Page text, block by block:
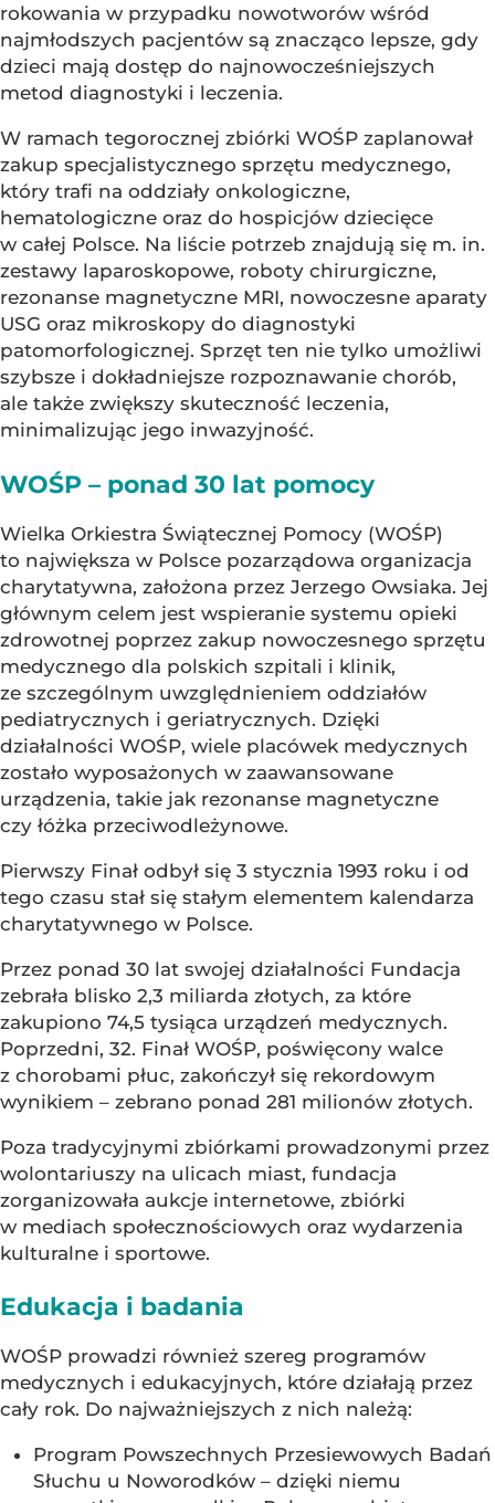
rokowania w przypadku nowotworów wśród
najmłodszych pacjentów są znacząco lepsze, gdy
dzieci mają dostęp do najnowocześniejszych
metod diagnostyki i leczenia.
W ramach tegorocznej zbiórki WOŚP zaplanował
zakup specjalistycznego sprzętu medycznego,
który trafi na oddziały onkologiczne,
hematologiczne oraz do hospicjów dziecięce
w całej Polsce. Na liście potrzeb znajdują się m. in.
zestawy laparoskopowe, roboty chirurgiczne,
rezonanse magnetyczne MRI, nowoczesne aparaty
USG oraz mikroskopy do diagnostyki
patomorfologicznej. Sprzęt ten nie tylko umożliwi
szybsze i dokładniejsze rozpoznawanie chorób,
ale także zwiększy skuteczność leczenia,
minimalizując jego inwazyjność.
WOŚP – ponad 30 lat pomocy
Wielka Orkiestra Świątecznej Pomocy (WOŚP)
to największa w Polsce pozarządowa organizacja
charytatywna, założona przez Jerzego Owsiaka. Jej
głównym celem jest wspieranie systemu opieki
zdrowotnej poprzez zakup nowoczesnego sprzętu
medycznego dla polskich szpitali i klinik,
ze szczególnym uwzględnieniem oddziałów
pediatrycznych i geriatrycznych. Dzięki
działalności WOŚP, wiele placówek medycznych
zostało wyposażonych w zaawansowane
urządzenia, takie jak rezonanse magnetyczne
czy łóżka przeciwodleżynowe.
Pierwszy Finał odbył się 3 stycznia 1993 roku i od
tego czasu stał się stałym elementem kalendarza
charytatywnego w Polsce.
Przez ponad 30 lat swojej działalności Fundacja
zebrała blisko 2,3 miliarda złotych, za które
zakupiono 74,5 tysiąca urządzeń medycznych.
Poprzedni, 32. Finał WOŚP, poświęcony walce
z chorobami płuc, zakończył się rekordowym
wynikiem – zebrano ponad 281 milionów złotych.
Poza tradycyjnymi zbiórkami prowadzonymi przez
wolontariuszy na ulicach miast, fundacja
zorganizowała aukcje internetowe, zbiórki
w mediach społecznościowych oraz wydarzenia
kulturalne i sportowe.
Edukacja i badania
WOŚP prowadzi również szereg programów
medycznych i edukacyjnych, które działają przez
cały rok. Do najważniejszych z nich należą:
Program Powszechnych Przesiewowych Badań
Słuchu u Noworodków – dzięki niemu